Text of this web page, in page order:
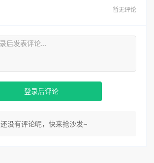
暂无评论
登录后评论
还没有评论呢，快来抢沙发~